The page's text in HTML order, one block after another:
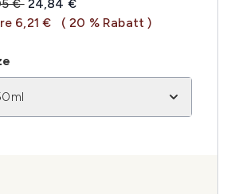
Preisempfehlung:
€ Aktueller Preis:
24,84 €
6,21 €
( 20 % Rabatt )